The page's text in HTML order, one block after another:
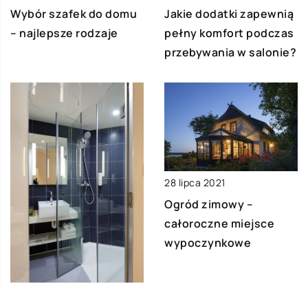
Wybór szafek do domu
– najlepsze rodzaje
Jakie dodatki zapewnią
pełny komfort podczas
przebywania w salonie?
28 lipca 2021
Ogród zimowy –
całoroczne miejsce
wypoczynkowe